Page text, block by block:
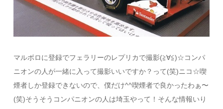
マルボロに登録でフェラリーのレプリカで撮影(≧∀≦)☆コンパ
ニオンの人が一緒に入って撮影いいですか？って(笑)ニコ☆喫
煙者しか登録できないので、僕だけ^^喫煙者で良かったわぁ〜
(笑)そうそうコンパニオンの人は埼玉やって！そんな情報いり